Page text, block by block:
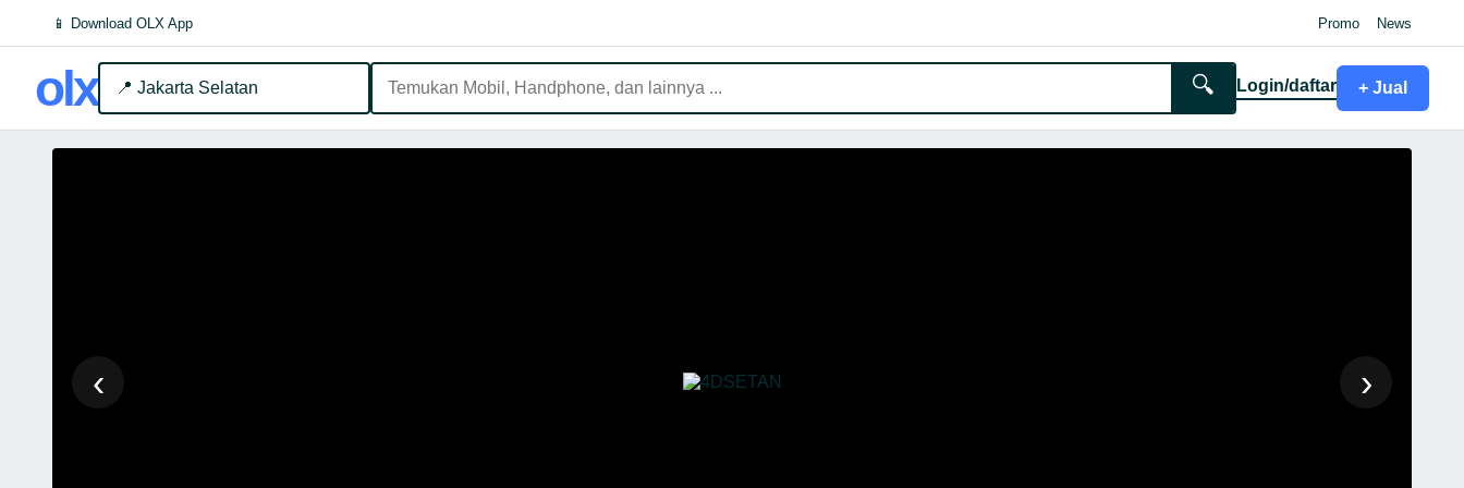
📱 Download OLX App Promo News
olx 📍 Jakarta Selatan 🔍 Login/daftar + Jual
‹ ›